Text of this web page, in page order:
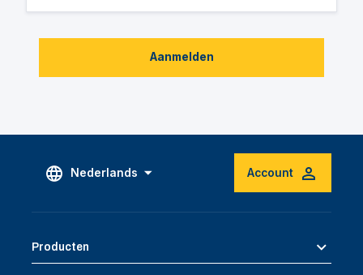
Aanmelden
Nederlands Account
Producten